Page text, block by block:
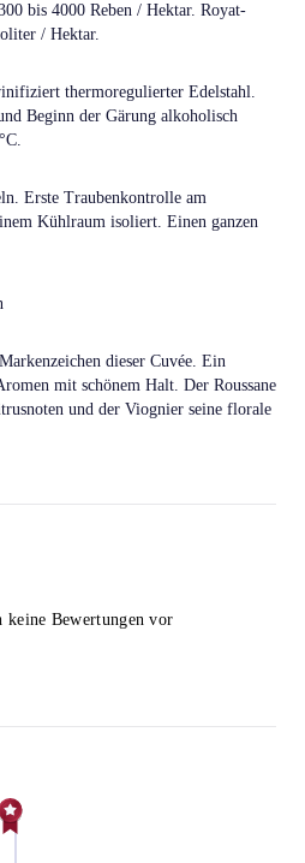
bis 4000 Reben / Hektar. Royat-
/ Hektar.
thermoregulierter Edelstahl.
Beginn der Gärung alkoholisch
Erste Traubenkontrolle am
Kühlraum isoliert. Einen ganzen
dieser Cuvée. Ein
mit schönem Halt. Der Roussane
und der Viognier seine florale
keine Bewertungen vor